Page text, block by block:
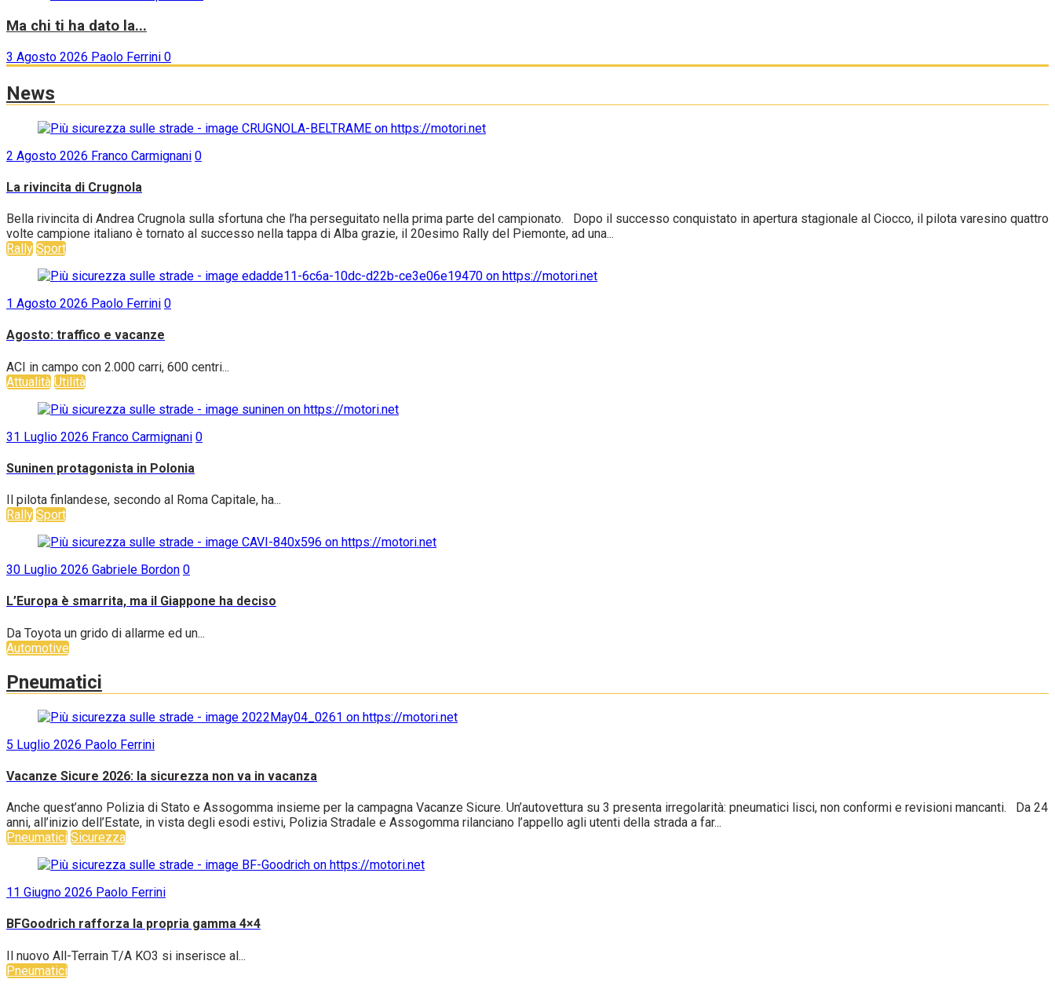
Ma chi ti ha dato la...
3 Agosto 2026 Paolo Ferrini 0
News
2 Agosto 2026 Franco Carmignani 0
La rivincita di Crugnola
Bella rivincita di Andrea Crugnola sulla sfortuna che l’ha perseguitato nella prima parte del campionato. Dopo il successo conquistato in apertura stagionale al Ciocco, il pilota varesino quattro
volte campione italiano è tornato al successo nella tappa di Alba grazie, il 20esimo Rally del Piemonte, ad una...
Rally Sport
1 Agosto 2026 Paolo Ferrini 0
Agosto: traffico e vacanze
ACI in campo con 2.000 carri, 600 centri...
Attualità Utilità
31 Luglio 2026 Franco Carmignani 0
Suninen protagonista in Polonia
Il pilota finlandese, secondo al Roma Capitale, ha...
Rally Sport
30 Luglio 2026 Gabriele Bordon 0
L’Europa è smarrita, ma il Giappone ha deciso
Da Toyota un grido di allarme ed un...
Automotive
Pneumatici
5 Luglio 2026 Paolo Ferrini
Vacanze Sicure 2026: la sicurezza non va in vacanza
Anche quest’anno Polizia di Stato e Assogomma insieme per la campagna Vacanze Sicure. Un’autovettura su 3 presenta irregolarità: pneumatici lisci, non conformi e revisioni mancanti. Da 24
anni, all’inizio dell’Estate, in vista degli esodi estivi, Polizia Stradale e Assogomma rilanciano l’appello agli utenti della strada a far...
Pneumatici Sicurezza
11 Giugno 2026 Paolo Ferrini
BFGoodrich rafforza la propria gamma 4×4
Il nuovo All-Terrain T/A KO3 si inserisce al...
Pneumatici